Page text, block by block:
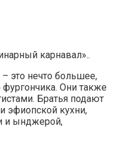
карнавал»..
это нечто большее,
Они также
Братья подают
эфиопской кухни,
и ынджерой,